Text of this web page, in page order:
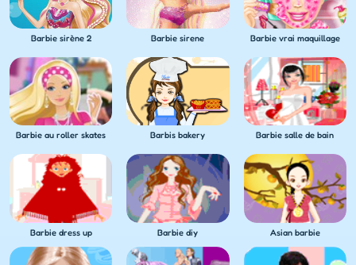
Barbie sirène 2 Barbie sirene Barbie vrai maquillage
Barbie au roller skates Barbis bakery Barbie salle de bain
Barbie dress up Barbie diy Asian barbie